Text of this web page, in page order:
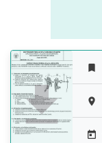



